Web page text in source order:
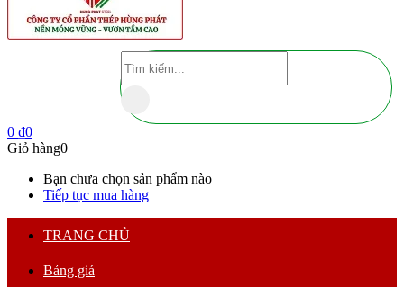
0 ₫0
Giỏ hàng0
Bạn chưa chọn sản phẩm nào
Tiếp tục mua hàng
TRANG CHỦ
Bảng giá